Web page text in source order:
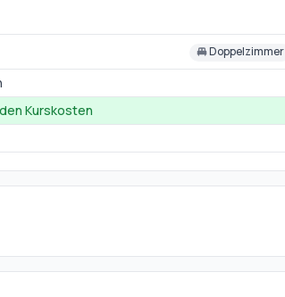
Doppelzimmer
Kurskosten